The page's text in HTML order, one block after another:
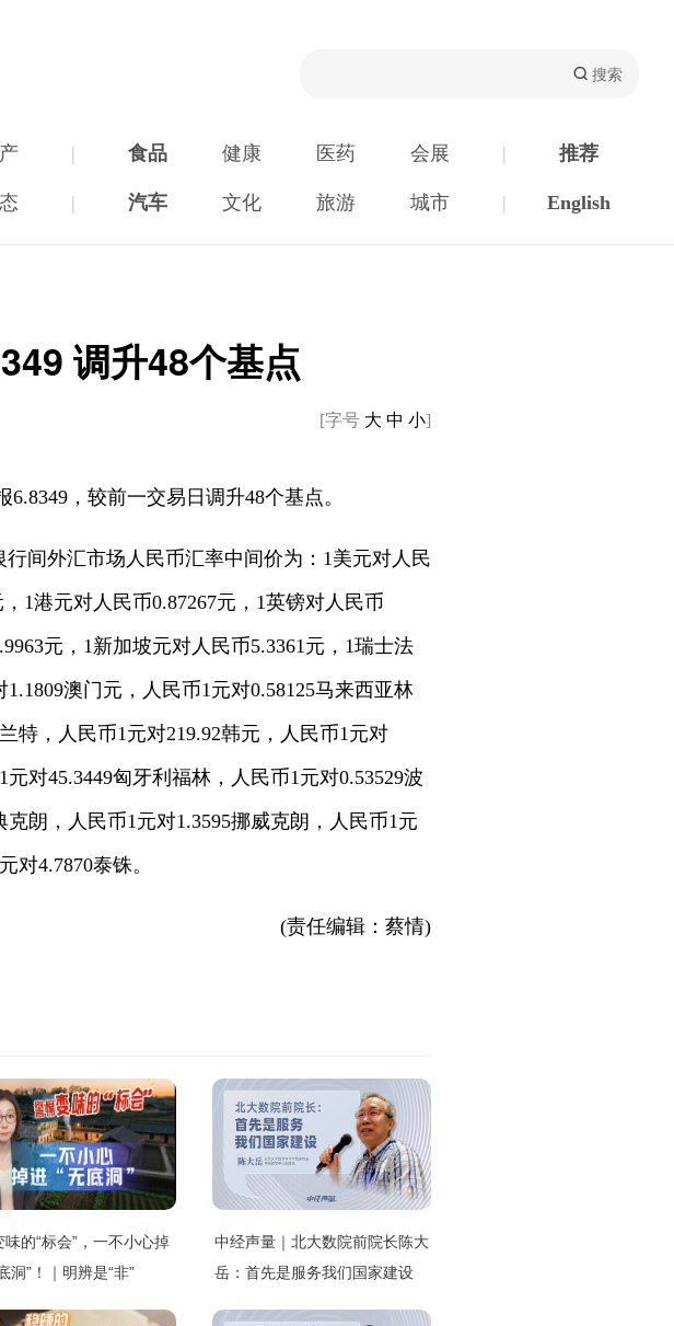
| 食品 健康 医药 会展 | 推荐
| 汽车 文化 旅游 城市 | English
调升48个基点
[字号 大 中 小]
，较前一交易日调升48个基点。
间外汇市场人民币汇率中间价为：1美元对人民
1港元对人民币0.87267元，1英镑对人民币
元，1新加坡元对人民币5.3361元，1瑞士法
澳门元，人民币1元对0.58125马来西亚林
特，人民币1元对219.92韩元，人民币1元对
对45.3449匈牙利福林，人民币1元对0.53529波
朗，人民币1元对1.3595挪威克朗，人民币1元
对4.7870泰铢。
(责任编辑：蔡情)
味的“标会”，一不小心掉
洞”！｜明辨是“非”
中经声量｜北大数院前院长陈大
岳：首先是服务我们国家建设